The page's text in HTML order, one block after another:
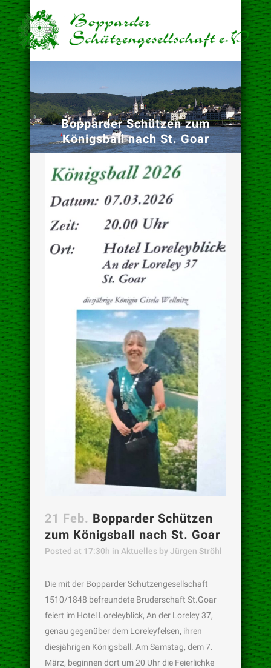
Bopparder Schützen zum
Königsball nach St. Goar
21 Feb. Bopparder Schützen
zum Königsball nach St. Goar
Posted at 17:30h in Aktuelles by Jürgen Ströhl
Die mit der Bopparder Schützengesellschaft
1510/1848 befreundete Bruderschaft St.Goar
feiert im Hotel Loreleyblick, An der Loreley 37,
genau gegenüber dem Loreleyfelsen, ihren
diesjährigen Königsball. Am Samstag, dem 7.
März, beginnen dort um 20 Uhr die Feierlichke